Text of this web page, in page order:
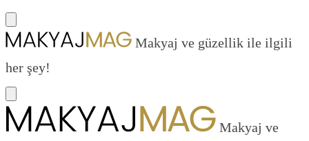
Makyaj ve güzellik ile ilgili
her şey!
Makyaj ve